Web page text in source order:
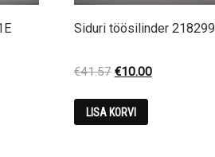
Siduri töösilinder 218299
€41.57 Original
was:
€41.57.
€10.00Current
LISA KORVI